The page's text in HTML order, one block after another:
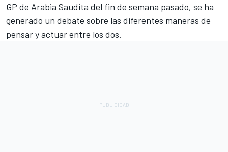
GP de Arabia Saudita del fin de semana pasado, se ha
generado un debate sobre las diferentes maneras de
pensar y actuar entre los dos.